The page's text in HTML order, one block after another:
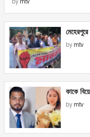
by mtv
by mtv
কাকে
by mtv